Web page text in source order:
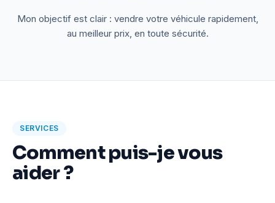
Mon objectif est clair : vendre votre véhicule rapidement,
au meilleur prix, en toute sécurité.
SERVICES
Comment puis-je vous
aider ?